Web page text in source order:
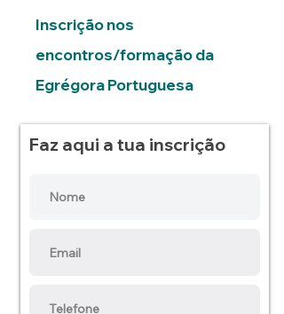
Inscrição nos
encontros/formação da
Egrégora Portuguesa
Faz aqui a tua inscrição